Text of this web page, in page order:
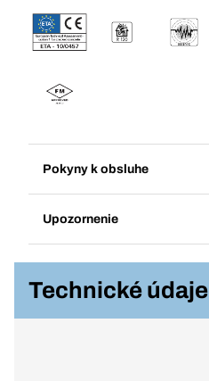
Pokyny k obsluhe
Upozornenie
Technické údaje